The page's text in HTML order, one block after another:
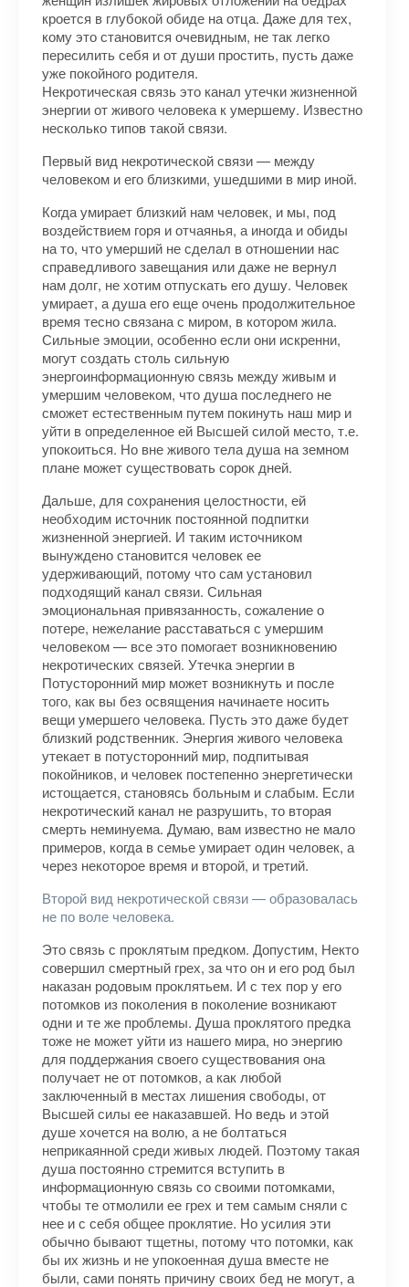
кроется в глубокой обиде на отца. Даже для тех,
кому это становится очевидным, не так легко
пересилить себя и от души простить, пусть даже
уже покойного родителя.
Некротическая связь это канал утечки жизненной
энергии от живого человека к умершему. Известно
несколько типов такой связи.
Первый вид некротической связи — между
человеком и его близкими, ушедшими в мир иной.
Когда умирает близкий нам человек, и мы, под
воздействием горя и отчаянья, а иногда и обиды
на то, что умерший не сделал в отношении нас
справедливого завещания или даже не вернул
нам долг, не хотим отпускать его душу. Человек
умирает, а душа его еще очень продолжительное
время тесно связана с миром, в котором жила.
Сильные эмоции, особенно если они искренни,
могут создать столь сильную
энергоинформационную связь между живым и
умершим человеком, что душа последнего не
сможет естественным путем покинуть наш мир и
уйти в определенное ей Высшей силой место, т.е.
упокоиться. Но вне живого тела душа на земном
плане может существовать сорок дней.
Дальше, для сохранения целостности, ей
необходим источник постоянной подпитки
жизненной энергией. И таким источником
вынуждено становится человек ее
удерживающий, потому что сам установил
подходящий канал связи. Сильная
эмоциональная привязанность, сожаление о
потере, нежелание расставаться с умершим
человеком — все это помогает возникновению
некротических связей. Утечка энергии в
Потусторонний мир может возникнуть и после
того, как вы без освящения начинаете носить
вещи умершего человека. Пусть это даже будет
близкий родственник. Энергия живого человека
утекает в потусторонний мир, подпитывая
покойников, и человек постепенно энергетически
истощается, становясь больным и слабым. Если
некротический канал не разрушить, то вторая
смерть неминуема. Думаю, вам известно не мало
примеров, когда в семье умирает один человек, а
через некоторое время и второй, и третий.
Второй вид некротической связи — образовалась
не по воле человека.
Это связь с проклятым предком. Допустим, Некто
совершил смертный грех, за что он и его род был
наказан родовым проклятьем. И с тех пор у его
потомков из поколения в поколение возникают
одни и те же проблемы. Душа проклятого предка
тоже не может уйти из нашего мира, но энергию
для поддержания своего существования она
получает не от потомков, а как любой
заключенный в местах лишения свободы, от
Высшей силы ее наказавшей. Но ведь и этой
душе хочется на волю, а не болтаться
неприкаянной среди живых людей. Поэтому такая
душа постоянно стремится вступить в
информационную связь со своими потомками,
чтобы те отмолили ее грех и тем самым сняли с
нее и с себя общее проклятие. Но усилия эти
обычно бывают тщетны, потому что потомки, как
бы их жизнь и не упокоенная душа вместе не
были, сами понять причину своих бед не могут, а